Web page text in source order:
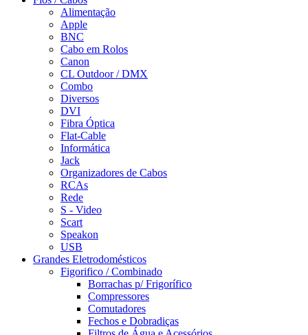
Alimentação
Apple
BNC
Cabo em Rolos
Canon
CL Outdoor / DMX
Combo
Diversos
DVI
Fibra Óptica
Flat-Cable
Informática
Jack
Organizadores de Cabos
RCAs
Rede
S - Video
Scart
Speakon
USB
Grandes Eletrodomésticos
Figorifico / Combinado
Borrachas p/ Frigorífico
Compressores
Comutadores
Fechos e Dobradiças